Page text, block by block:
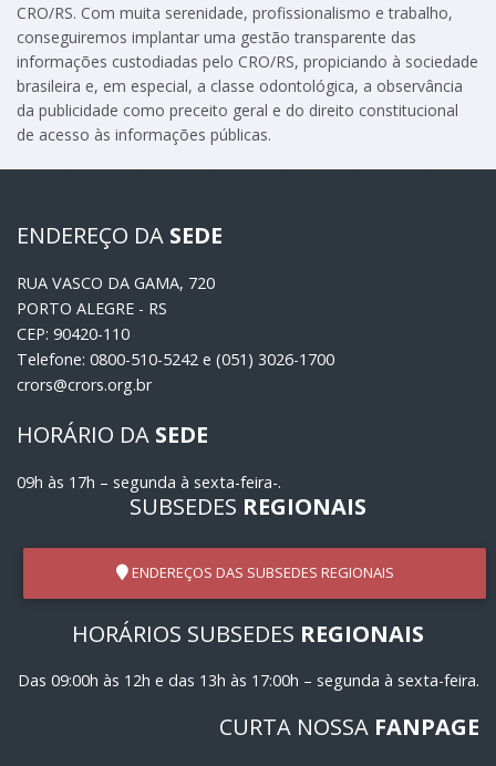
CRO/RS. Com muita serenidade, profissionalismo e trabalho,
conseguiremos implantar uma gestão transparente das
informações custodiadas pelo CRO/RS, propiciando à sociedade
brasileira e, em especial, a classe odontológica, a observância
da publicidade como preceito geral e do direito constitucional
de acesso às informações públicas.
ENDEREÇO DA SEDE
RUA VASCO DA GAMA, 720
PORTO ALEGRE - RS
CEP: 90420-110
Telefone: 0800-510-5242 e (051) 3026-1700
crors@crors.org.br
HORÁRIO DA SEDE
09h às 17h – segunda à sexta-feira-.
SUBSEDES REGIONAIS
ENDEREÇOS DAS SUBSEDES REGIONAIS
HORÁRIOS SUBSEDES REGIONAIS
Das 09:00h às 12h e das 13h às 17:00h – segunda à sexta-feira.
CURTA NOSSA FANPAGE